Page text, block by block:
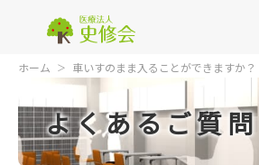
ホーム 車いすのまま入ることができますか？
よくあるご質問